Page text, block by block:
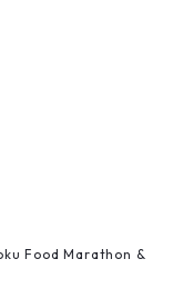
Food Marathon &